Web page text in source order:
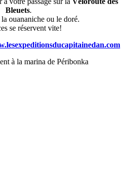
Bleuets.
ouananiche ou le doré.
se réservent vite!
à la marina de Péribonka